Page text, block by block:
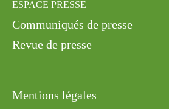
ESPACE PRESSE
Communiqués de presse
Revue de presse
Mentions légales